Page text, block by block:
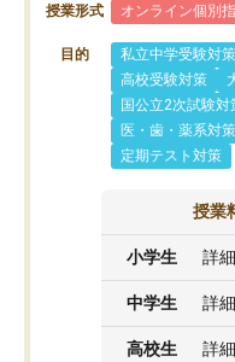
授業形式 オンライン個別
目的 私立中学受験対策
高校受験対策
国公立2次試験対
医・歯・薬系対策
定期テスト対策
授業
小学生 詳
中学生 詳
高校生 詳